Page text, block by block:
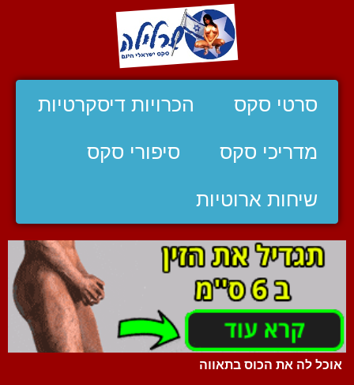
סרטי סקס הכרויות דיסקרטיות
מדריכי סקס סיפורי סקס
שיחות ארוטיות
אוכל לה את הכוס בתאווה